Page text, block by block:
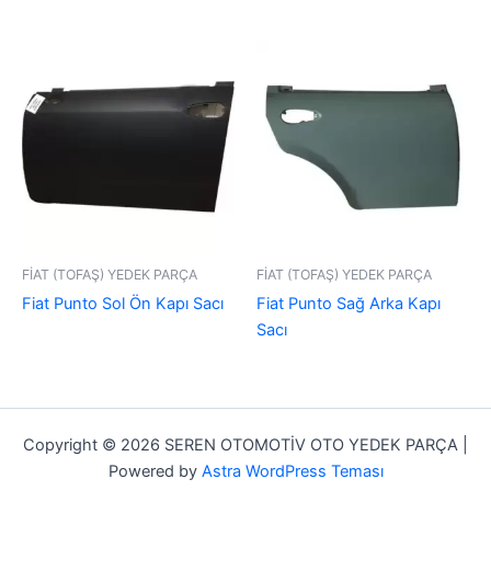
FİAT (TOFAŞ) YEDEK PARÇA
Fiat Punto Sol Ön Kapı Sacı
FİAT (TOFAŞ) YEDEK PARÇA
Fiat Punto Sağ Arka Kapı
Sacı
Copyright © 2026 SEREN OTOMOTİV OTO YEDEK PARÇA |
Powered by Astra WordPress Teması